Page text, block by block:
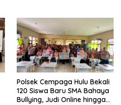
Polsek Cempaga Hulu Bekali
120 Siswa Baru SMA Bahaya
Bullying, Judi Online hingga